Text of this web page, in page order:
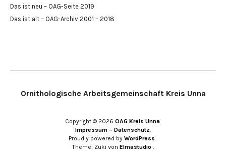
Das ist neu – OAG-Seite 2019
Das ist alt – OAG-Archiv 2001 – 2018
Ornithologische Arbeitsgemeinschaft Kreis Unna
Copyright © 2026 OAG Kreis Unna
Impressum – Datenschutz
Proudly powered by WordPress
Theme: Zuki von Elmastudio